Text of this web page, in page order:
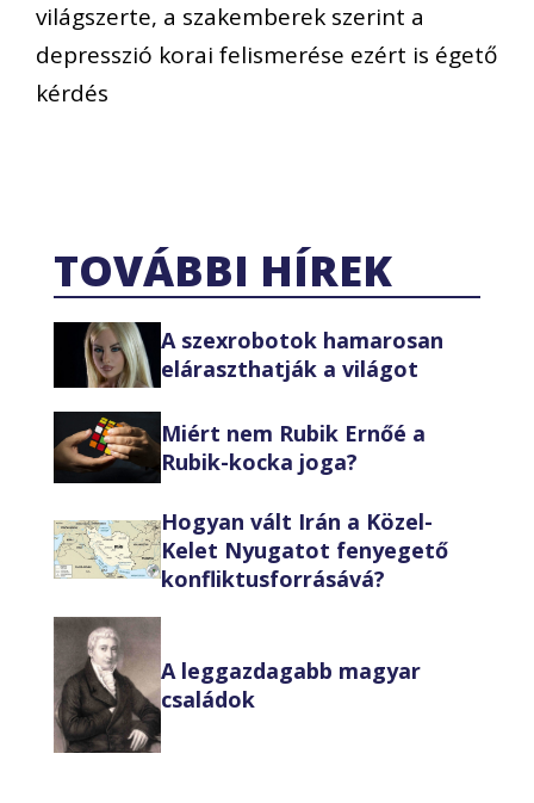
világszerte, a szakemberek szerint a
depresszió korai felismerése ezért is égető
kérdés
TOVÁBBI HÍREK
A szexrobotok hamarosan
eláraszthatják a világot
Miért nem Rubik Ernőé a
Rubik-kocka joga?
Hogyan vált Irán a Közel-
Kelet Nyugatot fenyegető
konfliktusforrásává?
A leggazdagabb magyar
családok